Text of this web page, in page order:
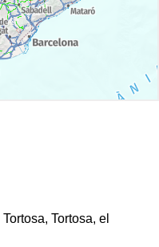
Tortosa, el